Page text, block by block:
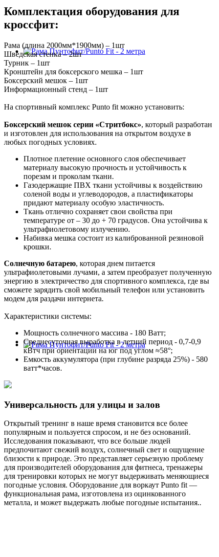
Комплектация оборудования для
кроссфит:
Рама (длина 2000мм*1900мм) – 1шт
Шведская стенка – 2шт
Турник – 1шт
Кронштейн для боксерского мешка – 1шт
Боксерский мешок – 1шт
Информационный стенд – 1шт
На спортивный комплекс Punto fit можно установить:
Боксерский мешок серии «Стритбокс», который разработан
и изготовлен для использования на открытом воздухе в
любых погодных условиях.
Плотное плетение основного слоя обеспечивает
материалу высокую прочность и устойчивость к
порезам и проколам ткани.
Газодержащие ПВХ ткани устойчивы к воздействию
соленой воды и углеводородов, а пластификаторы
придают материалу особую эластичность.
Ткань отлично сохраняет свои свойства при
температуре от – 30 до + 70 градусов. Она устойчива к
ультрафиолетовому излучению.
Набивка мешка состоит из калиброванной резиновой
крошки.
Солнечную батарею, которая днем питается
ультрафиолетовыми лучами, а затем преобразует полученную
энергию в электричество для спортивного комплекса, где вы
сможете зарядить свой мобильный телефон или установить
модем для раздачи интернета.
Характеристики системы:
Мощность солнечного массива - 180 Ватт;
Среднесуточная выработка в летний период - 0,7-0,9
кВтч при ориентации на юг под углом ≈58°;
Емкость аккумулятора (при глубине разряда 25%) - 580
ватт*часов.
Универсальность для улицы и залов
Открытый тренинг в наше время становится все более
популярным и пользуется спросом, и не без оснований.
Исследования показывают, что все больше людей
предпочитают свежий воздух, солнечный свет и ощущение
близости к природе. Это представляет серьезную проблему
для производителей оборудования для фитнеса, тренажеры
для тренировки которых не могут выдерживать меняющиеся
погодные условия. Оборудование для воркаут Punto fit —
функциональная рама, изготовлена из оцинкованного
металла, и может выдержать любые погодные испытания..